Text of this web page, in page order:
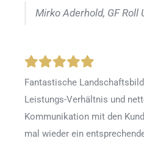
Mirko Aderhold, GF Roll
Fantastische
Leistungs-Verhältnis und
Kommunikation mit den
mal wieder ein